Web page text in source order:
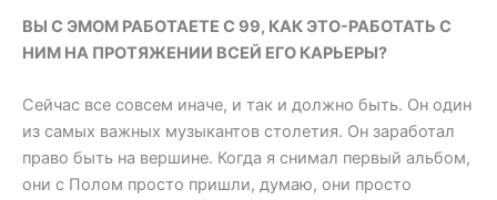
ВЫ С ЭМОМ РАБОТАЕТЕ С 99, КАК ЭТО-РАБОТАТЬ С
НИМ НА ПРОТЯЖЕНИИ ВСЕЙ ЕГО КАРЬЕРЫ?
Сейчас все совсем иначе, и так и должно быть. Он один
из самых важных музыкантов столетия. Он заработал
право быть на вершине. Когда я снимал первый альбом,
они с Полом просто пришли, думаю, они просто